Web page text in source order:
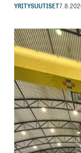
YRITYSUUTISET